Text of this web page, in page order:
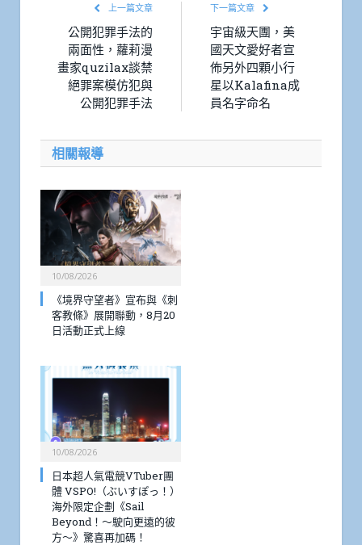
上一篇文章
公開犯罪手法的
兩面性，蘿莉漫
畫家quzilax談禁
絕罪案模仿犯與
公開犯罪手法
下一篇文章
宇宙級天團，美
國天文愛好者宣
佈另外四顆小行
星以Kalafina成
員名字命名
相關報導
10/08/2026
《境界守望者》宣布與《刺
客教條》展開聯動，8月20
日活動正式上線
10/08/2026
日本超人氣電競VTuber團
體 VSPO!（ぶいすぽっ！）
海外限定企劃《Sail
Beyond！～駛向更遠的彼
方～》驚喜再加碼！